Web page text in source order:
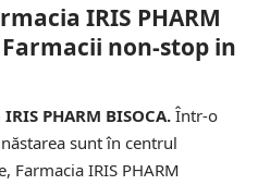
IRIS PHARM
non-stop in
PHARM BISOCA. Într-o
sunt în centrul
Farmacia IRIS PHARM